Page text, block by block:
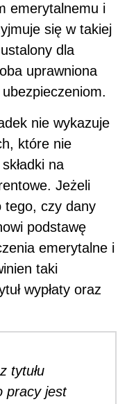
emerytalnemu i
się w takiej
dla
uprawniona
nie wykazuje
które nie
na
Jeżeli
tego, czy dany
podstawę
emerytalne i
taki
wypłaty oraz
tytułu
pracy jest